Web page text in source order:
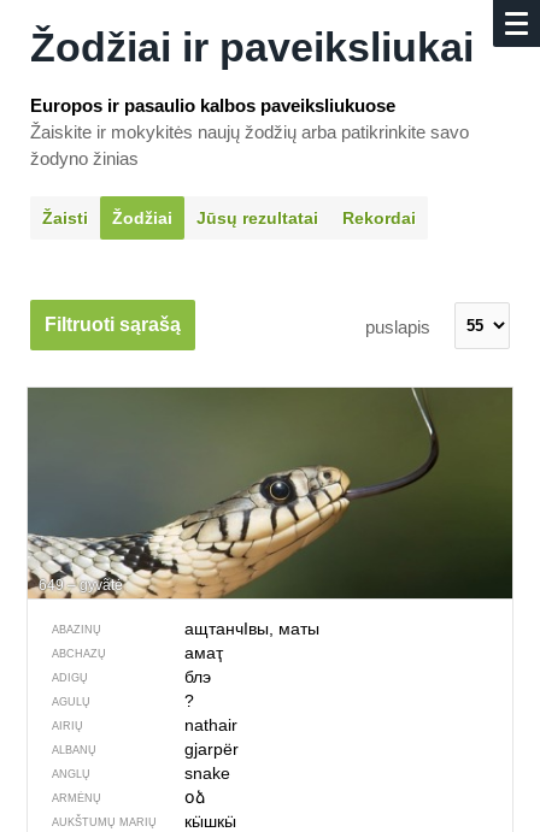
Žodžiai ir paveiksliukai
Europos ir pasaulio kalbos paveiksliukuose
Žaiskite ir mokykitės naujų žodžių arba patikrinkite savo
žodyno žinias
Žaisti Žodžiai Jūsų rezultatai Rekordai
Filtruoti sąrašą puslapis
649 – gyvãtė
ABAZINŲ ащтанчIвы, маты
ABCHAZŲ амаҭ
ADIGŲ блэ
AGULŲ ?
AIRIŲ nathair
ALBANŲ gjarpër
ANGLŲ snake
ARMĖNŲ օձ
AUKŠTUMŲ MARIŲ кӹшкӹ